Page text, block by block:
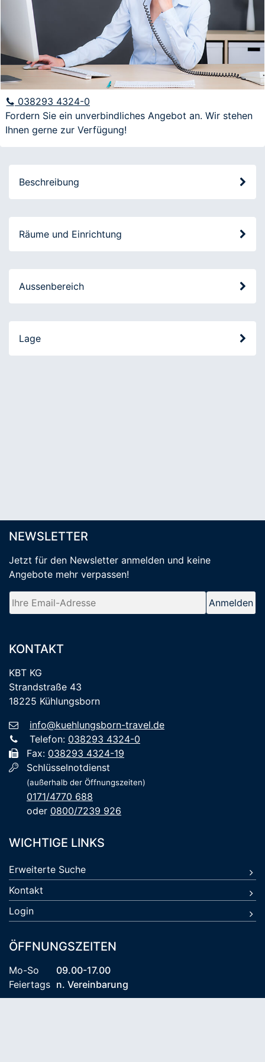
E-Mail
Anfrage
Veranstaltungen informiert werden
038293 4324-0
Fordern Sie ein unverbindliches Angebot an. Wir stehen
Ihnen gerne zur Verfügung!
Beschreibung
Räume und Einrichtung
Aussenbereich
Lage
NEWSLETTER
Jetzt für den Newsletter anmelden und keine
Angebote mehr verpassen!
WICHTIGE LINKS
Erweiterte Suche
Kontakt
Login
ÖFFNUNGSZEITEN
Mo-So
09.00-17.00
Feiertags n. Vereinbarung
KONTAKT
KBT KG
Strandstraße 43
18225 Kühlungsborn
info@kuehlungsborn-travel.de
Telefon: 038293 4324-0
Fax: 038293 4324-19
Schlüsselnotdienst
(außerhalb der Öffnungszeiten)
0171/4770 688
oder 0800/7239 926